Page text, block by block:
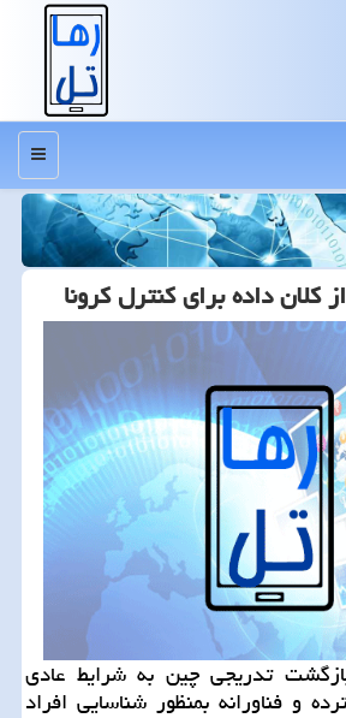
منو
كلان داده برای كنترل كرونا
تدریجی چین به شرایط عادی
و فناورانه بمنظور شناسایی افراد